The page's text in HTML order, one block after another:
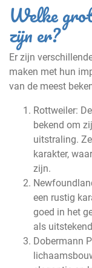
Welke
zijn er?
Er zijn
maken met hun
van de meest
Rottweiler:
bekend om
uitstraling.
karakter,
zijn.
een rustig
goed in het
als
Dobermann